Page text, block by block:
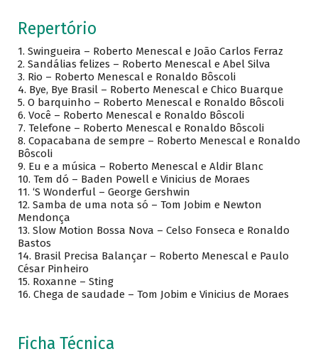
Repertório
1. Swingueira – Roberto Menescal e João Carlos Ferraz
2. Sandálias felizes – Roberto Menescal e Abel Silva
3. Rio – Roberto Menescal e Ronaldo Bôscoli
4. Bye, Bye Brasil – Roberto Menescal e Chico Buarque
5. O barquinho – Roberto Menescal e Ronaldo Bôscoli
6. Você – Roberto Menescal e Ronaldo Bôscoli
7. Telefone – Roberto Menescal e Ronaldo Bôscoli
8. Copacabana de sempre – Roberto Menescal e Ronaldo
Bôscoli
9. Eu e a música – Roberto Menescal e Aldir Blanc
10. Tem dó – Baden Powell e Vinicius de Moraes
11. ‘S Wonderful – George Gershwin
12. Samba de uma nota só – Tom Jobim e Newton
Mendonça
13. Slow Motion Bossa Nova – Celso Fonseca e Ronaldo
Bastos
14. Brasil Precisa Balançar – Roberto Menescal e Paulo
César Pinheiro
15. Roxanne – Sting
16. Chega de saudade – Tom Jobim e Vinicius de Moraes
Ficha Técnica